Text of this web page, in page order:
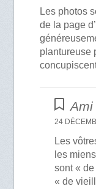
Les photos
de la page
plantureuse
Ami
24
Les
les
sont «
« de